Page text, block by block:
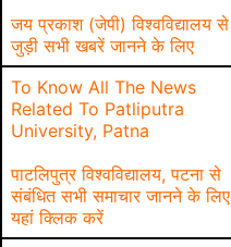
जय प्रकाश (जेपी) विश्वविद्यालय से
जुड़ी सभी खबरें जानने के लिए
To Know All The News
Related To Patliputra
University, Patna
पाटलिपुत्र विश्वविद्यालय, पटना से
संबंधित सभी समाचार जानने के लिए
यहां क्लिक करें